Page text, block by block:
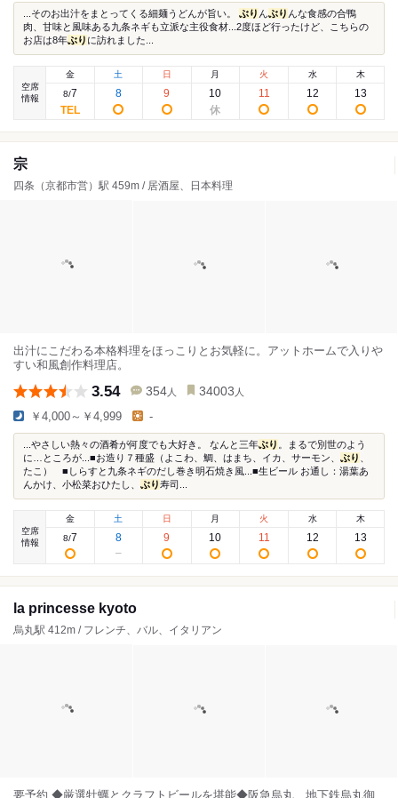
...そのお出汁をまとってくる細麺うどんが旨い。 ぶり んぶり んな食感の合鴨
肉、甘味と風味ある九条ネギも立派な主役食材...2度ほど行ったけど、こちらの
お店は8年ぶり に訪れました...
空席
情報
金
8/7
土
8
日
9
月
10
火
11
水
12
木
13
宗
四条（京都市営）駅 459m / 居酒屋、日本料理
出汁にこだわる本格料理をほっこりとお気軽に。アットホームで入りや
すい和風創作料理店。
3.54 354 人 34003 人
￥4,000～￥4,999 -
...やさしい熱々の酒肴が何度でも大好き。 なんと三年ぶり
。まるで別世のよう
に…ところが...■お造り７種盛（よこわ、鯛、はまち、イカ、サーモン、 ぶり
たこ） ■しらすと九条ネギのだし巻き明石焼き風...■生ビール お通し：湯葉あ
んかけ、小松菜おひたし、 ぶり寿司...
空席
情報
金
8/7
土
8
日
9
月
10
火
11
水
12
木
13
la princesse kyoto
烏丸駅 412m / フレンチ、バル、イタリアン
要予約 ◆厳選牡蠣とクラフトビールを堪能◆阪急烏丸、地下鉄烏丸御